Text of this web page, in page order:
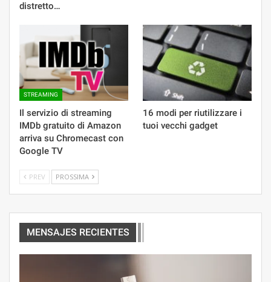
distretto…
STREAMING
Il servizio di streaming
IMDb gratuito di Amazon
arriva su Chromecast con
Google TV
16 modi per riutilizzare i
tuoi vecchi gadget
PREV PROSSIMA
MENSAJES RECIENTES